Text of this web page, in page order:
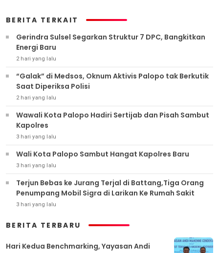
BERITA TERKAIT
Gerindra Sulsel Segarkan Struktur 7 DPC, Bangkitkan
Energi Baru
2 hari yang lalu
“Galak” di Medsos, Oknum Aktivis Palopo tak Berkutik
Saat Diperiksa Polisi
2 hari yang lalu
Wawali Kota Palopo Hadiri Sertijab dan Pisah Sambut
Kapolres
3 hari yang lalu
Wali Kota Palopo Sambut Hangat Kapolres Baru
3 hari yang lalu
Terjun Bebas ke Jurang Terjal di Battang,Tiga Orang
Penumpang Mobil Sigra di Larikan Ke Rumah Sakit
3 hari yang lalu
BERITA TERBARU
Hari Kedua Benchmarking, Yayasan Andi